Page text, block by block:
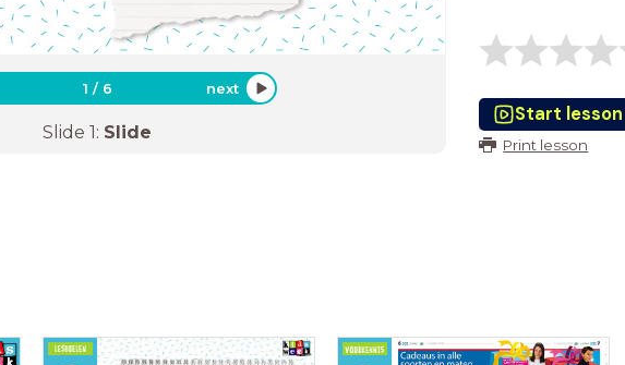
1 / 6 next
Slide 1: Slide
Start lesson
Print lesson